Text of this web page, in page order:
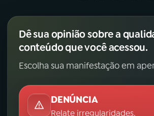
Dê sua opinião sobre a
conteúdo que você acessou.
Escolha sua manifestação em
DENÚNCIA
Relate irregularidades.